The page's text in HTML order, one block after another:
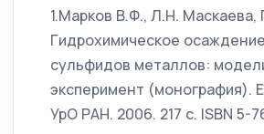
1.Марков В.Ф., Л.Н. Маскаева,
Гидрохимическое
сульфидов металлов:
эксперимент (монография).
УрО РАН. 2006. 217 с. ISBN 5-